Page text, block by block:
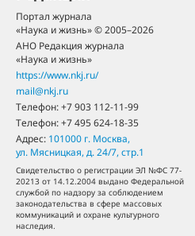
Портал журнала
«Наука и жизнь» © 2005–2026
АНО Редакция журнала
«Наука и жизнь»
https://www.nkj.ru/
mail@nkj.ru
Телефон:+7 903 112-11-99
Телефон:+7 495 624-18-35
Адрес: 101000 г. Москва,
ул. Мясницкая, д. 24/7, стр.1
Свидетельство о регистрации ЭЛ №ФС 77-
20213 от 14.12.2004 выдано Федеральной
службой по надзору за соблюдением
законодательства в сфере массовых
коммуникаций и охране культурного
наследия.